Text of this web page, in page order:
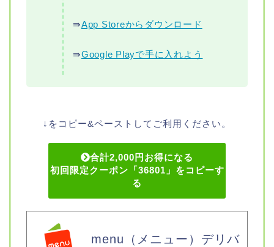
⇛App Storeからダウンロード
⇛Google Playで手に入れよう
↓をコピー&ペーストしてご利用ください。
合計2,000円お得になる
初回限定クーポン「36801」をコピーす
る
menu（メニュー）デリバ